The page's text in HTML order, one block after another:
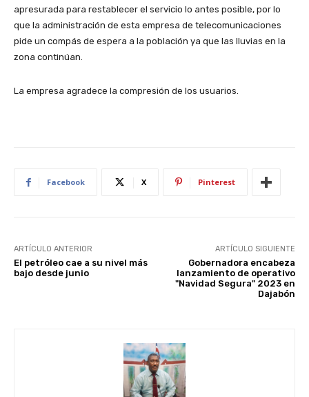
apresurada para restablecer el servicio lo antes posible, por lo
que la administración de esta empresa de telecomunicaciones
pide un compás de espera a la población ya que las lluvias en la
zona continúan.
La empresa agradece la compresión de los usuarios.
Facebook X Pinterest
ARTÍCULO ANTERIOR
El petróleo cae a su nivel más
bajo desde junio
ARTÍCULO SIGUIENTE
Gobernadora encabeza
lanzamiento de operativo
"Navidad Segura" 2023 en
Dajabón